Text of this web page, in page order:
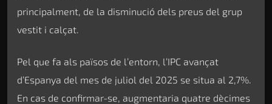
principalment, de la disminució dels preus del grup
vestit i calçat.
Pel que fa als països de l’entorn, l’IPC avançat
d’Espanya del mes de juliol del 2025 se situa al 2,7%.
En cas de confirmar-se, augmentaria quatre dècimes